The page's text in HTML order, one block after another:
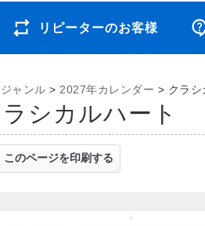
リピーターのお客様
ャンル > 2027年カレンダー > クラシ
シカルハート
このページを印刷する